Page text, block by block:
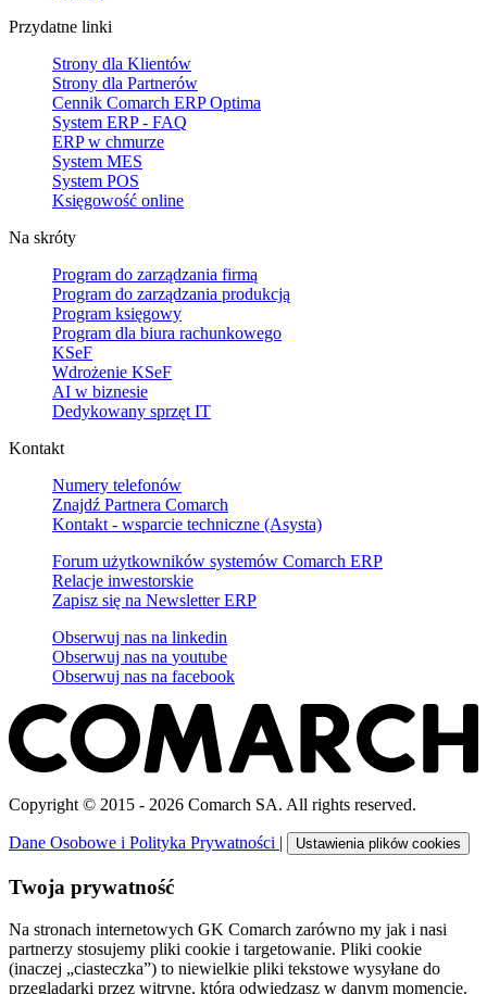
Przydatne linki
Strony dla Klientów
Strony dla Partnerów
Cennik Comarch ERP Optima
System ERP - FAQ
ERP w chmurze
System MES
System POS
Księgowość online
Na skróty
Program do zarządzania firmą
Program do zarządzania produkcją
Program księgowy
Program dla biura rachunkowego
KSeF
Wdrożenie KSeF
AI w biznesie
Dedykowany sprzęt IT
Kontakt
Numery telefonów
Znajdź Partnera Comarch
Kontakt - wsparcie techniczne (Asysta)
Forum użytkowników systemów Comarch ERP
Relacje inwestorskie
Zapisz się na Newsletter ERP
Obserwuj nas na linkedin
Obserwuj nas na youtube
Obserwuj nas na facebook
Copyright © 2015 - 2026 Comarch SA. All rights reserved.
Dane Osobowe i Polityka Prywatności | Ustawienia plików cookies
Twoja prywatność
Na stronach internetowych GK Comarch zarówno my jak i nasi
partnerzy stosujemy pliki cookie i targetowanie. Pliki cookie
(inaczej „ciasteczka”) to niewielkie pliki tekstowe wysyłane do
przeglądarki przez witrynę, którą odwiedzasz w danym momencie.